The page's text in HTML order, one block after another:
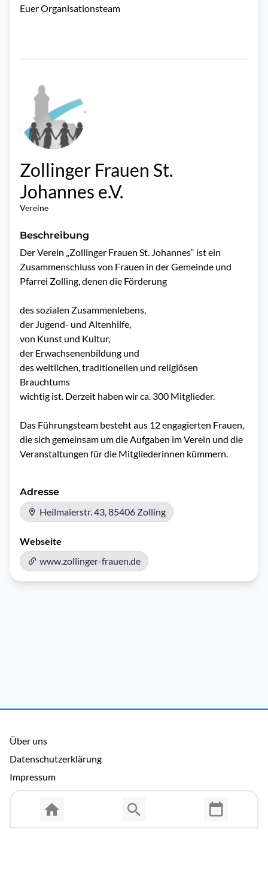
Euer Organisationsteam
Zollinger Frauen St.
Johannes e.V.
Vereine
Beschreibung
Der Verein „Zollinger Frauen St. Johannes“ ist ein
Zusammenschluss von Frauen in der Gemeinde und
Pfarrei Zolling, denen die Förderung
des sozialen Zusammenlebens,
der Jugend- und Altenhilfe,
von Kunst und Kultur,
der Erwachsenenbildung und
des weltlichen, traditionellen und religiösen
Brauchtums
wichtig ist. Derzeit haben wir ca. 300 Mitglieder.
Das Führungsteam besteht aus 12 engagierten Frauen,
die sich gemeinsam um die Aufgaben im Verein und die
Veranstaltungen für die Mitgliederinnen kümmern.
Adresse
Heilmaierstr. 43, 85406 Zolling
Webseite
www.zollinger-frauen.de
Über uns
Datenschutzerklärung
Impressum
Allgemeine Nutzungsbedingungen